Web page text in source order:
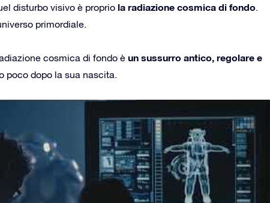
disturbo visivo è proprio la radiazione cosmica di fondo.
primordiale.
cosmica di fondo è un sussurro antico, regolare e
poco dopo la sua nascita.